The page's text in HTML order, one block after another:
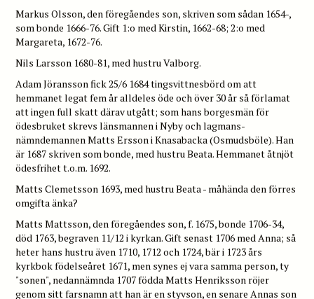
Markus Olsson, den föregåendes son, skriven som sådan 1654-,
som bonde 1666-76. Gift 1:o med Kirstin, 1662-68; 2:o med
Margareta, 1672-76.
Nils Larsson 1680-81, med hustru Valborg.
Adam Jöransson fick 25/6 1684 tingsvittnesbörd om att
hemmanet legat fem år alldeles öde och över 30 år så förlamat
att ingen full skatt därav utgått; som hans borgesmän för
ödesbruket skrevs länsmannen i Nyby och lagmans-
nämndemannen Matts Ersson i Knasabacka (Osmudsböle). Han
är 1687 skriven som bonde, med hustru Beata. Hemmanet åtnjöt
ödesfrihet t.o.m. 1692.
Matts Clemetsson 1693, med hustru Beata - måhända den förres
omgifta änka?
Matts Mattsson, den föregåendes son, f. 1675, bonde 1706-34,
död 1763, begraven 11/12 i kyrkan. Gift senast 1706 med Anna; så
heter hans hustru även 1710, 1712 och 1724, bär i 1723 års
kyrkbok födelseåret 1671, men synes ej vara samma person, ty
"sonen", nedannämnda 1707 födda Matts Henriksson röjer
genom sitt farsnamn att han är en styvson, en senare Annas son